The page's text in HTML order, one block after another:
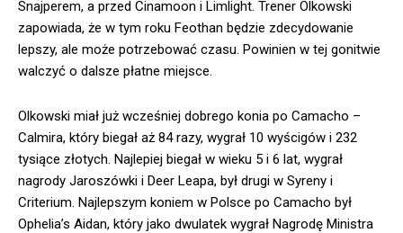
Snajperem, a przed Cinamoon i Limlight. Trener Olkowski
zapowiada, że w tym roku Feothan będzie zdecydowanie
lepszy, ale może potrzebować czasu. Powinien w tej gonitwie
walczyć o dalsze płatne miejsce.
Olkowski miał już wcześniej dobrego konia po Camacho –
Calmira, który biegał aż 84 razy, wygrał 10 wyścigów i 232
tysiące złotych. Najlepiej biegał w wieku 5 i 6 lat, wygrał
nagrody Jaroszówki i Deer Leapa, był drugi w Syreny i
Criterium. Najlepszym koniem w Polsce po Camacho był
Ophelia’s Aidan, który jako dwulatek wygrał Nagrodę Ministra